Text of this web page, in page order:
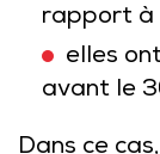
rapport à
elles
avant le
Dans ce